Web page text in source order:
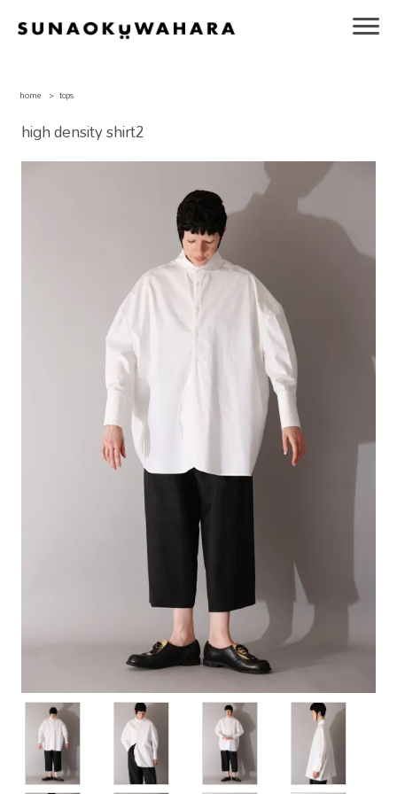
home > tops
high density shirt2